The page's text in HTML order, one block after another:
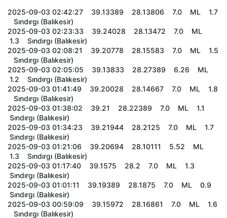
2025-09-03 02:42:27 39.13389 28.13806 7.0 ML 1.7
Sındırgı (Balıkesir)
2025-09-03 02:23:33 39.24028 28.13472 7.0 ML
1.3 Sındırgı (Balıkesir)
2025-09-03 02:08:21 39.20778 28.15583 7.0 ML 1.5
Sındırgı (Balıkesir)
2025-09-03 02:05:05 39.13833 28.27389 6.26 ML
1.2 Sındırgı (Balıkesir)
2025-09-03 01:41:49 39.20028 28.14667 7.0 ML 1.8
Sındırgı (Balıkesir)
2025-09-03 01:38:02 39.21 28.22389 7.0 ML 1.1
Sındırgı (Balıkesir)
2025-09-03 01:34:23 39.21944 28.2125 7.0 ML 1.7
Sındırgı (Balıkesir)
2025-09-03 01:21:06 39.20694 28.10111 5.52 ML
1.3 Sındırgı (Balıkesir)
2025-09-03 01:17:40 39.1575 28.2 7.0 ML 1.3
Sındırgı (Balıkesir)
2025-09-03 01:01:11 39.19389 28.1875 7.0 ML 0.9
Sındırgı (Balıkesir)
2025-09-03 00:59:09 39.15972 28.16861 7.0 ML 1.6
Sındırgı (Balıkesir)